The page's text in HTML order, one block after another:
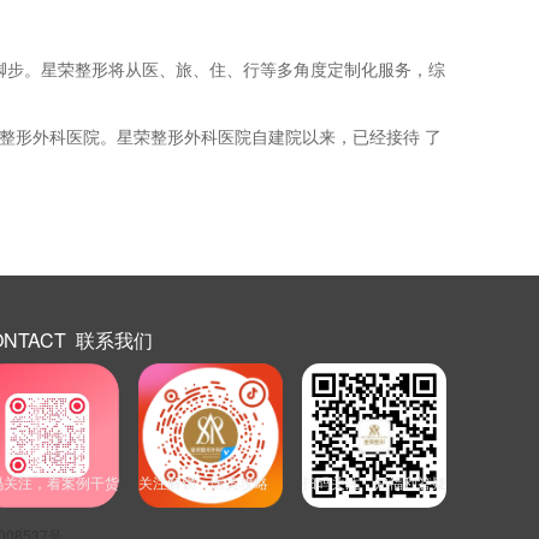
。星荣整形将从医、旅、住、行等多角度定制化服务，综
形外科医院。星荣整形外科医院自建院以来，已经接待 了
关注，看案例干货
联系我们
关注解锁，医美攻略 扫码关注，知福利答疑